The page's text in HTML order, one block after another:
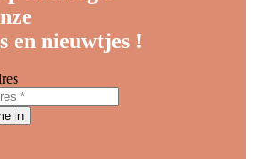
en nieuwtjes !
in